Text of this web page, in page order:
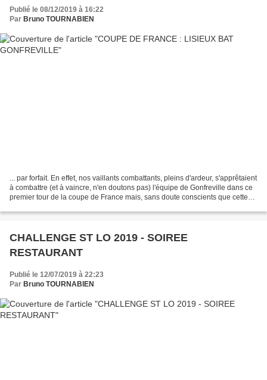
Publié le 08/12/2019 à 16:22
Par Bruno TOURNABIEN
... par forfait. En effet, nos vaillants combattants, pleins d'ardeur, s'apprêtaient
à combattre (et à vaincre, n'en doutons pas) l'équipe de Gonfreville dans ce
premier tour de la coupe de France mais, sans doute conscients que cette
CHALLENGE ST LO 2019 - SOIREE
RESTAURANT
Publié le 12/07/2019 à 22:23
Par Bruno TOURNABIEN